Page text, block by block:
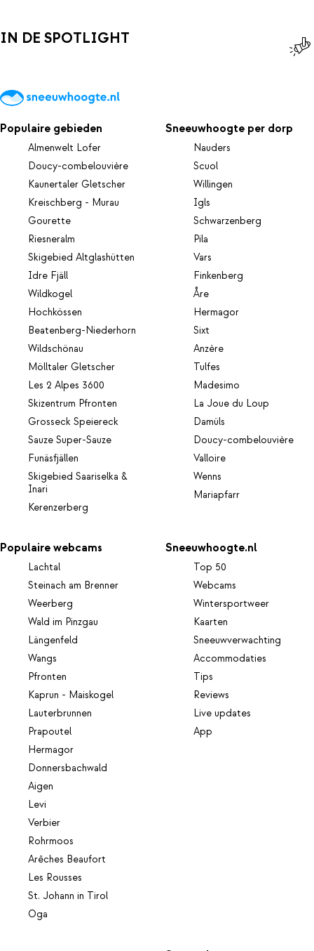
IN DE SPOTLIGHT
Populaire gebieden
Almenwelt Lofer
Doucy-combelouvière
Kaunertaler Gletscher
Kreischberg - Murau
Gourette
Riesneralm
Skigebied Altglashütten
Idre Fjäll
Wildkogel
Hochkössen
Beatenberg-Niederhorn
Wildschönau
Mölltaler Gletscher
Les 2 Alpes 3600
Skizentrum Pfronten
Grosseck Speiereck
Sauze Super-Sauze
Funäsfjällen
Skigebied Saariselka &
Inari
Kerenzerberg
Sneeuwhoogte per dorp
Nauders
Scuol
Willingen
Igls
Schwarzenberg
Pila
Vars
Finkenberg
Åre
Hermagor
Sixt
Anzère
Tulfes
Madesimo
La Joue du Loup
Damüls
Doucy-combelouvière
Valloire
Wenns
Mariapfarr
Populaire webcams
Lachtal
Steinach am Brenner
Weerberg
Wald im Pinzgau
Längenfeld
Wangs
Pfronten
Kaprun - Maiskogel
Lauterbrunnen
Prapoutel
Hermagor
Donnersbachwald
Aigen
Levi
Verbier
Rohrmoos
Arêches Beaufort
Les Rousses
St. Johann in Tirol
Oga
Sneeuwhoogte.nl
Top 50
Webcams
Wintersportweer
Kaarten
Sneeuwverwachting
Accommodaties
Tips
Reviews
Live updates
App